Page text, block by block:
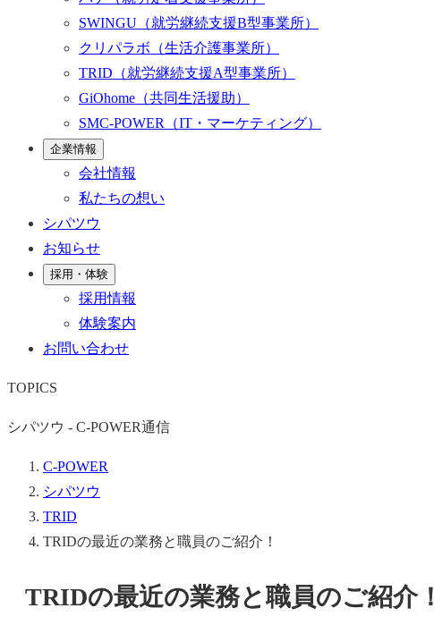
SWINGU （就労継続支援B型事業所）
クリパラボ （生活介護事業所）
TRID （就労継続支援A型事業所）
GiOhome （共同生活援助）
SMC-POWER
（IT・マーケティング）
企業情報
会社情報
私たちの想い
シパツウ
お知らせ
採用・体験
採用情報
体験案内
お問い合わせ
TOPICS
シパツウ - C-POWER通信
C-POWER
シパツウ
TRID
TRIDの最近の業務と職員のご紹介！
TRIDの最近の業務と職員のご紹介！